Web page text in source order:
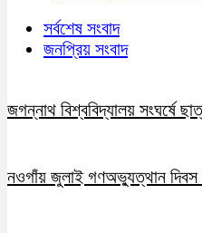
সর্বশেষ সংবাদ
জনপ্রিয় সংবাদ
জগন্নাথ বিশ্ববিদ্যালয় সংঘর্ষে
নওগাঁয় জুলাই গণঅভ্যুত্থান দিবস